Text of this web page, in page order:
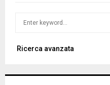
rRicerca avanzata